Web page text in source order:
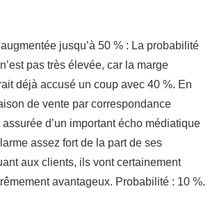
jusqu’à 50 % : La probabilité
pas très élevée, car la marge
déjà accusé un coup avec 40 %. En
de vente par correspondance
d’un important écho médiatique
assez fort de la part de ses
aux clients, ils vont certainement
avantageux. Probabilité : 10 %.